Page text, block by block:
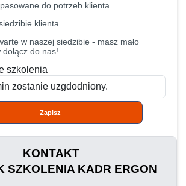
do potrzeb klienta
klienta
w naszej siedzibie - masz mało
do nas!
szkolenia
Zapisz
KONTAKT
SZKOLENIA KADR ERGON